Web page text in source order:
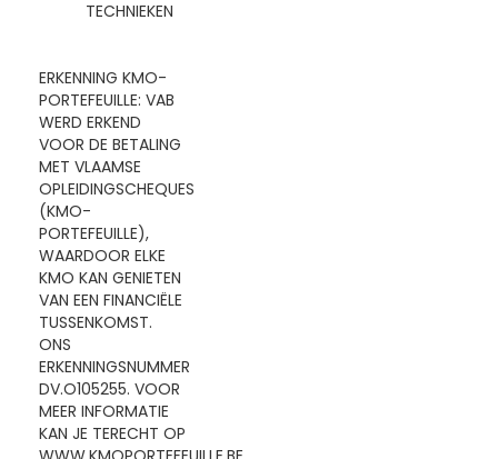
TECHNIEKEN
ERKENNING KMO-
PORTEFEUILLE: VAB
WERD ERKEND
VOOR DE BETALING
MET VLAAMSE
OPLEIDINGSCHEQUES
(KMO-
PORTEFEUILLE),
WAARDOOR ELKE
KMO KAN GENIETEN
VAN EEN FINANCIËLE
TUSSENKOMST.
ONS
ERKENNINGSNUMMER
DV.O105255. VOOR
MEER INFORMATIE
KAN JE TERECHT OP